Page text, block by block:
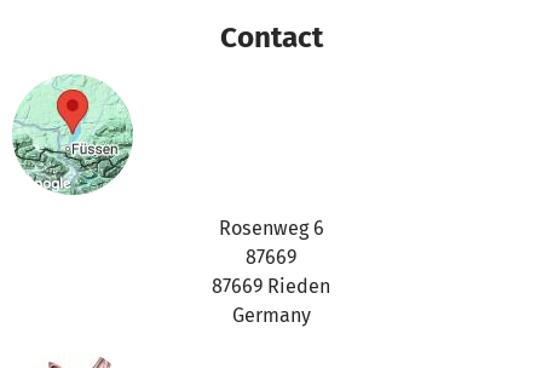
Contact
Rosenweg 6
87669
87669 Rieden
Germany